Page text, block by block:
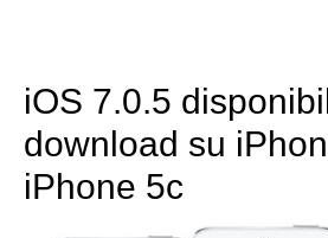
iOS 7.0.5
download su
iPhone 5c